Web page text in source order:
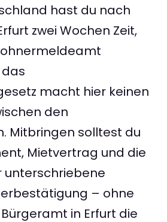
hast du nach
zwei Wochen Zeit,
macht hier keinen
den
Mitbringen solltest du
Mietvertrag und die
– ohne
in Erfurt die